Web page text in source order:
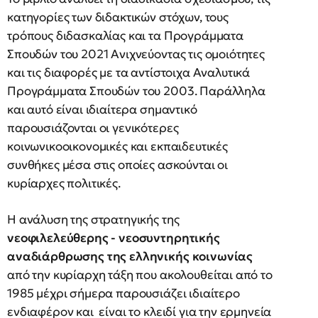
κατηγορίες των διδακτικών στόχων, τους
τρόπους διδασκαλίας και τα Προγράμματα
Σπουδών του 2021 Ανιχνεύοντας τις ομοιότητες
και τις διαφορές με τα αντίστοιχα Αναλυτικά
Προγράμματα Σπουδών του 2003. Παράλληλα
και αυτό είναι ιδιαίτερα σημαντικό
παρουσιάζονται οι γενικότερες
κοινωνικοοικονομικές και εκπαιδευτικές
συνθήκες μέσα στις οποίες ασκούνται οι
κυρίαρχες πολιτικές.
Η ανάλυση της στρατηγικής της
νεοφιλελεύθερης - νεοσυντηρητικής
αναδιάρθρωσης της ελληνικής κοινωνίας
από την κυρίαρχη τάξη που ακολουθείται από το
1985 μέχρι σήμερα παρουσιάζει ιδιαίτερο
ενδιαφέρον και είναι το κλειδί για την ερμηνεία